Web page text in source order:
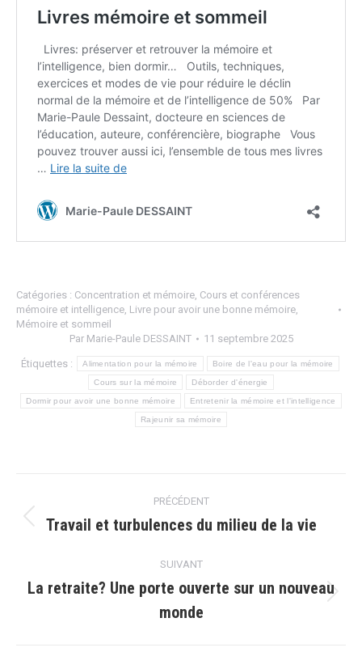
Catégories : Concentration et mémoire, Cours et conférences
mémoire et intelligence, Livre pour avoir une bonne mémoire,
Mémoire et sommeil
Par Marie-Paule DESSAINT 11 septembre 2025
Étiquettes : Alimentation pour la mémoire Boire de l'eau pour la mémoire
Cours sur la mémoire Déborder d'énergie
Dormir pour avoir une bonne mémoire Entretenir la mémoire et l'intelligence
Rajeunir sa mémoire
article
PRÉCÉDENT
Article
:
Travail et turbulences du milieu de la vie
SUIVANT
suivant
La retraite? Une porte ouverte sur un nouveau
monde